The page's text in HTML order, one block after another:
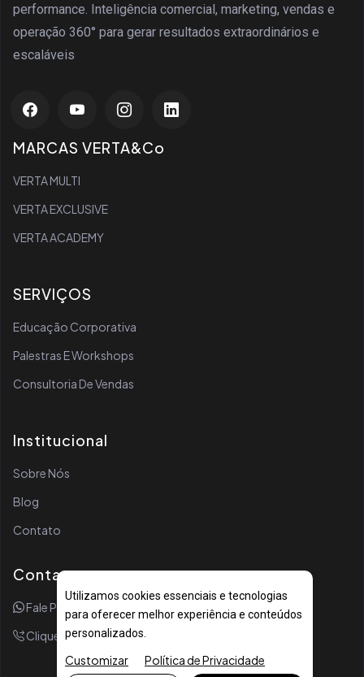
performance. Inteligência comercial, marketing, vendas e
operação 360° para gerar resultados extraordinários e
escaláveis
MARCAS VERTA&Co
VERTA MULTI
VERTA EXCLUSIVE
VERTA ACADEMY
SERVIÇOS
Educação Corporativa
Palestras E Workshops
Consultoria De Vendas
Institucional
Sobre Nós
Blog
Contato
Contato
Fale Por WhatsApp
Clique Para Ligar
Utilizamos cookies essenciais e tecnologias
para oferecer melhor experiência e conteúdos
personalizados.
Customizar Política de Privacidade